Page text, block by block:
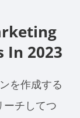
In 2023
を作成する
ーチしてつ